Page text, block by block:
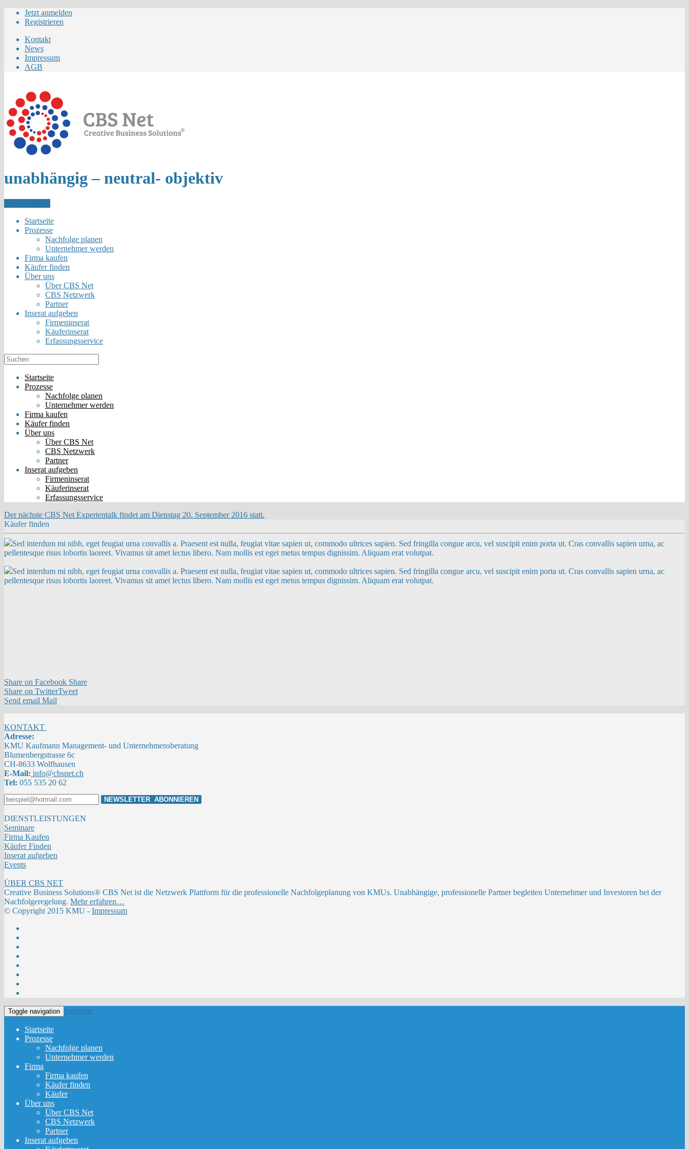
Jetzt anmelden
Registrieren
Kontakt
News
Impressum
AGB
unabhängig – neutral- objektiv
Startseite
Prozesse
Nachfolge planen
Unternehmer werden
Firma kaufen
Käufer finden
Über uns
Über CBS Net
CBS Netzwerk
Partner
Inserat aufgeben
Firmeninserat
Käuferinserat
Erfassungsservice
Startseite
Prozesse
Nachfolge planen
Unternehmer werden
Firma kaufen
Käufer finden
Über uns
Über CBS Net
CBS Netzwerk
Partner
Inserat aufgeben
Firmeninserat
Käuferinserat
Erfassungsservice
Der nächste CBS Net Expertentalk findet am Dienstag 20. September 2016 statt.
Käufer finden
Sed interdum mi nibh, eget feugiat urna convallis a. Praesent est nulla, feugiat vitae sapien ut, commodo ultrices sapien. Sed fringilla congue arcu, vel suscipit enim porta ut. Cras convallis sapien urna, ac
pellentesque risus lobortis laoreet. Vivamus sit amet lectus libero. Nam mollis est eget metus tempus dignissim. Aliquam erat volutpat.
Sed interdum mi nibh, eget feugiat urna convallis a. Praesent est nulla, feugiat vitae sapien ut, commodo ultrices sapien. Sed fringilla congue arcu, vel suscipit enim porta ut. Cras convallis sapien urna, ac
pellentesque risus lobortis laoreet. Vivamus sit amet lectus libero. Nam mollis est eget metus tempus dignissim. Aliquam erat volutpat.
Share on Facebook Share
Share on TwitterTweet
Send email Mail
KONTAKT
Adresse:
KMU Kaufmann Management- und Unternehmensberatung
Blumenbergstrasse 6c
CH-8633 Wolfhausen
E-Mail: info@cbsnet.ch
Tel: 055 535 20 62
DIENSTLEISTUNGEN
Seminare
Firma Kaufen
Käufer Finden
Inserat aufgeben
Events
ÜBER CBS NET
Creative Business Solutions® CBS Net ist die Netzwerk Plattform für die professionelle Nachfolgeplanung von KMUs. Unabhängige, professionelle Partner begleiten Unternehmer und Investoren bei der
Nachfolgeregelung. Mehr erfahren…
© Copyright 2015 KMU - Impressum
Toggle navigation Startseite
Startseite
Prozesse
Nachfolge planen
Unternehmer werden
Firma
Firma kaufen
Käufer finden
Käufer
Über uns
Über CBS Net
CBS Netzwerk
Partner
Inserat aufgeben